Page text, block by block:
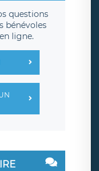
questions
bénévoles
ligne.